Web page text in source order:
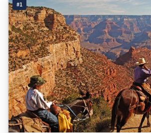
#1